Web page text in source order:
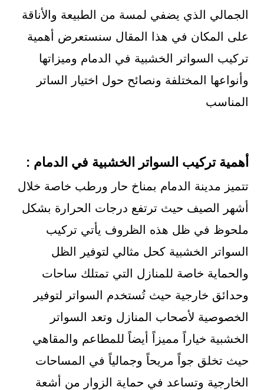
الجمالي الذي يضفي لمسة من الطبيعة والأناقة
على المكان في هذا المقال سنستعرض أهمية
تركيب السواتر الخشبية في الدمام وميزاتها
وأنواعها المختلفة ونصائح حول اختيار الساتر
المناسب
أهمية تركيب السواتر الخشبية في الدمام :
تتميز مدينة الدمام بمناخ حار ورطب خاصة خلال
أشهر الصيف حيث ترتفع درجات الحرارة بشكل
ملحوظ في ظل هذه الظروف يأتي تركيب
السواتر الخشبية كحل مثالي لتوفير الظل
والحماية خاصة للمنازل التي تمتلك ساحات
وحدائق خارجية حيث تُستخدم السواتر لتوفير
الخصوصية لأصحاب المنازل وتعد السواتر
الخشبية خياراً مميزاً أيضاً للمطاعم والمقاهي
حيث تخلق جواً مريحاً وجمالياً في المساحات
الخارجية وتساعد في حماية الزوار من أشعة